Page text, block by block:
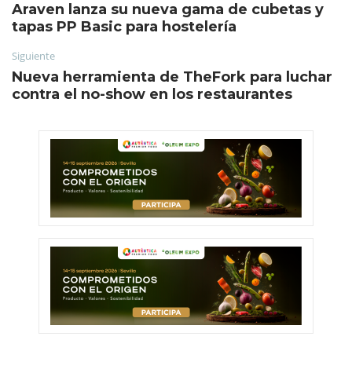
Araven lanza su nueva gama de cubetas y
tapas PP Basic para hostelería
Siguiente
Nueva herramienta de TheFork para luchar
contra el no-show en los restaurantes